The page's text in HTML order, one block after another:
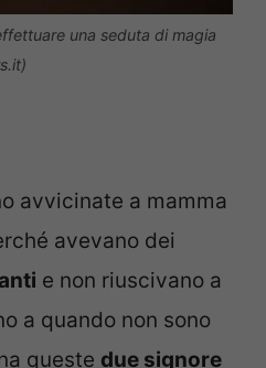
una seduta di magia
avvicinate a mamma
avevano dei
e non riuscivano a
a quando non sono
queste due signore